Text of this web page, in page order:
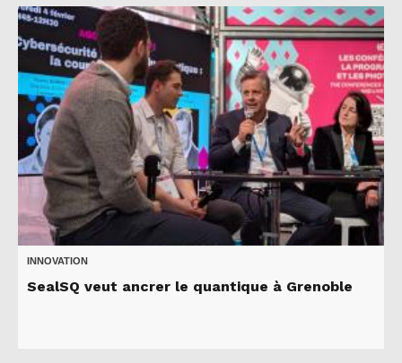
INNOVATION
SealSQ veut ancrer le quantique à Grenoble